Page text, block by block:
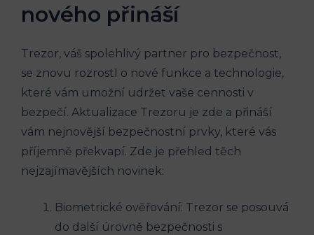
nového přináší
Trezor, váš spolehlivý partner pro bezpečnost,
se znovu rozrostl o nové funkce a technologie,
které vám umožní udržet vaše cennosti v
bezpečí. Aktualizace Trezoru je zde a přináší
vám nejnovější bezpečnostní prvky, které vás
příjemně překvapí. Zde je přehled těch
nejzajímavějších novinek:
Biometrické ověřování: Trezor se posouvá
do další úrovně bezpečnosti s